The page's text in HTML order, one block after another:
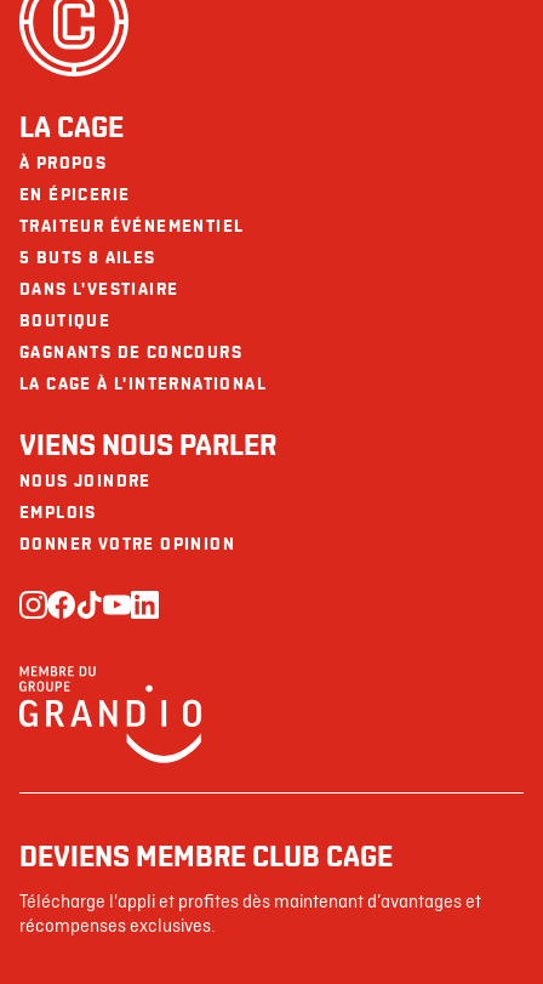
LA CAGE
À PROPOS
EN ÉPICERIE
TRAITEUR ÉVÉNEMENTIEL
5 BUTS 8 AILES
DANS L'VESTIAIRE
BOUTIQUE
GAGNANTS DE CONCOURS
LA CAGE À L'INTERNATIONAL
VIENS NOUS PARLER
NOUS JOINDRE
EMPLOIS
DONNER VOTRE OPINION
DEVIENS MEMBRE CLUB CAGE
Télécharge l'appli et profites dès maintenant d’avantages et
récompenses exclusives.